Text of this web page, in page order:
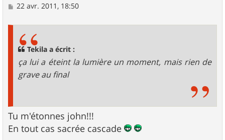
M
22 avr. 2011, 18:50
Tekila a écrit :
ça lui a éteint la lumière un moment, mais rien de
grave au final
Tu m'étonnes john!!!
En tout cas sacrée cascade